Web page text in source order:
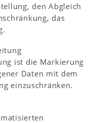
den Abgleich
das
ist die Markierung
Daten mit dem
einzuschränken.